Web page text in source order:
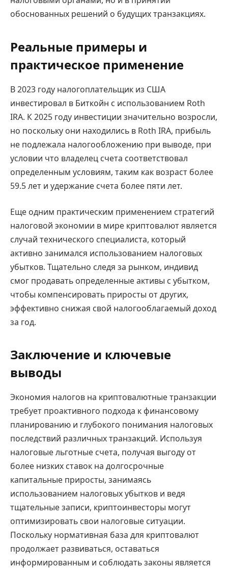
обоснованных решений о будущих транзакциях.
Реальные примеры и
практическое применение
В 2023 году налогоплательщик из США
инвестировал в Биткойн с использованием Roth
IRA. К 2025 году инвестиции значительно возросли,
но поскольку они находились в Roth IRA, прибыль
не подлежала налогообложению при выводе, при
условии что владелец счета соответствовал
определенным условиям, таким как возраст более
59.5 лет и удержание счета более пяти лет.
Еще одним практическим применением стратегий
налоговой экономии в мире криптовалют является
случай технического специалиста, который
активно занимался использованием налоговых
убытков. Тщательно следя за рынком, индивид
смог продавать определенные активы с убытком,
чтобы компенсировать приросты от других,
эффективно снижая свой налогооблагаемый доход
за год.
Заключение и ключевые
выводы
Экономия налогов на криптовалютные транзакции
требует проактивного подхода к финансовому
планированию и глубокого понимания налоговых
последствий различных транзакций. Используя
налоговые льготные счета, получая выгоду от
более низких ставок на долгосрочные
капитальные приросты, занимаясь
использованием налоговых убытков и ведя
тщательные записи, криптоинвесторы могут
оптимизировать свои налоговые ситуации.
Поскольку нормативная база для криптовалют
продолжает развиваться, оставаться
информированным и соблюдать законы является